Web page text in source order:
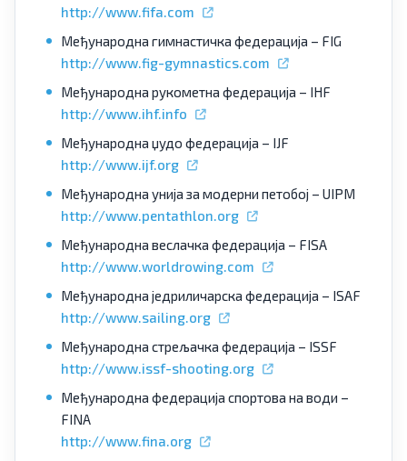
http://www.fifa.com
Међународна гимнастичка федерација – FIG
http://www.fig-gymnastics.com
Међународна рукометна федерација – IHF
http://www.ihf.info
Међународна џудо федерација – IJF
http://www.ijf.org
Међународна унија за модерни петобој – UIPM
http://www.pentathlon.org
Међународна веслачка федерација – FISA
http://www.worldrowing.com
Међународна једриличарска федерација – ISAF
http://www.sailing.org
Међународна стрељачка федерација – ISSF
http://www.issf-shooting.org
Међународна федерација спортова на води –
FINA
http://www.fina.org